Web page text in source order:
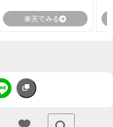
楽天でみる